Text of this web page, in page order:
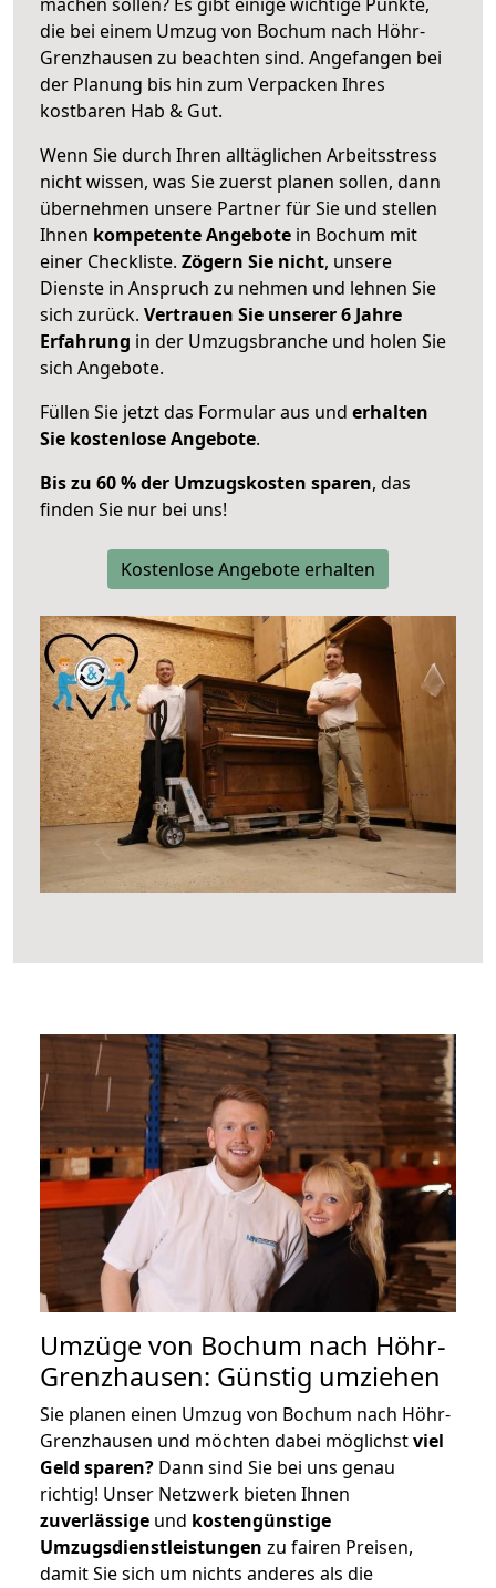
die bei einem Umzug von Bochum nach Höhr-
Grenzhausen zu beachten sind. Angefangen bei
der Planung bis hin zum Verpacken Ihres
kostbaren Hab & Gut.
Wenn Sie durch Ihren alltäglichen Arbeitsstress
nicht wissen, was Sie zuerst planen sollen, dann
übernehmen unsere Partner für Sie und stellen
Ihnen kompetente Angebote in Bochum mit
einer Checkliste. Zögern Sie nicht, unsere
Dienste in Anspruch zu nehmen und lehnen Sie
sich zurück. Vertrauen Sie unserer 6 Jahre
Erfahrung in der Umzugsbranche und holen Sie
sich Angebote.
Füllen Sie jetzt das Formular aus und erhalten
Sie kostenlose Angebote.
Bis zu 60 % der Umzugskosten sparen, das
finden Sie nur bei uns!
Kostenlose Angebote erhalten
Umzüge von Bochum nach Höhr-
Grenzhausen: Günstig umziehen
Sie planen einen Umzug von Bochum nach Höhr-
Grenzhausen und möchten dabei möglichstviel
Geld sparen? Dann sind Sie bei uns genau
richtig! Unser Netzwerk bieten Ihnen
zuverlässige und kostengünstige
Umzugsdienstleistungen zu fairen Preisen,
damit Sie sich um nichts anderes als die